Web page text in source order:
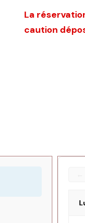
La
caution